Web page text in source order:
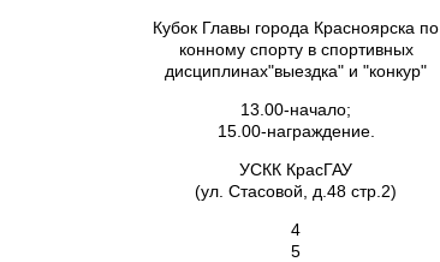
Кубок Главы города Красноярска по
конному спорту в спортивных
дисциплинах"выездка" и "конкур"
13.00-начало;
15.00-награждение.
УСКК КрасГАУ
(ул. Стасовой, д.48 стр.2)
4
5